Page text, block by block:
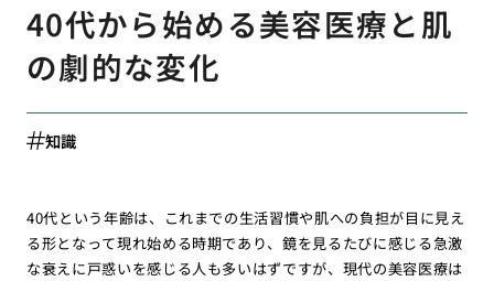
40代から始める美容医療と肌
の劇的な変化
知識
40代という年齢は、これまでの生活習慣や肌への負担が目に見え
る形となって現れ始める時期であり、鏡を見るたびに感じる急激
な衰えに戸惑いを感じる人も多いはずですが、現代の美容医療は